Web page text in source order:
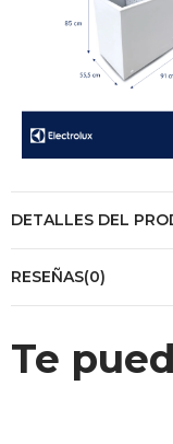
DETALLES DEL
RESEÑAS(0)
Te